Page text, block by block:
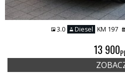
3.0 Diesel KM 197
13 900